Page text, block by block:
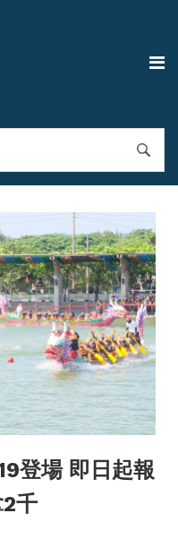
登場 即日起報
千